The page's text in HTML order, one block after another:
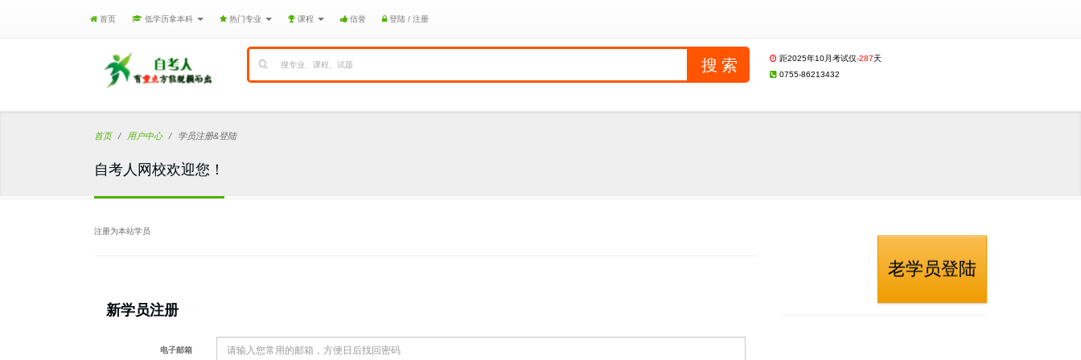
首页 低学历拿本科 热门专业 课程 信誉 登陆 / 注册
距2025年10月考试仅-287天
0755-86213432
首页 用户中心 学员注册&登陆
自考人网校欢迎您！
注册为本站学员
新学员注册
电子邮箱
老学员登陆